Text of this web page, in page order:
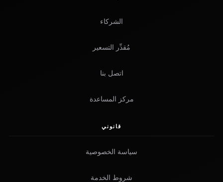
الشركاء
مُقدِّر التسعير
اتصل بنا
مركز المساعدة
قانوني
سياسة الخصوصية
شروط الخدمة